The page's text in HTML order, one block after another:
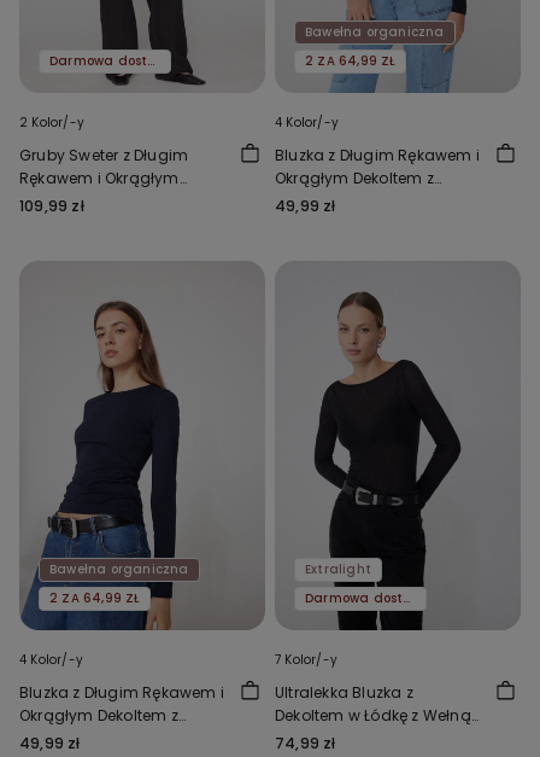
Darmowa dostawa
2 Kolor/-y
Gruby Sweter z Długim
Rękawem i Okrągłym
Dekoltem z Domieszką
109,99 zł
Bawełna organiczna
2 ZA 64,99 ZŁ
4 Kolor/-y
Bluzka z Długim Rękawem i
Okrągłym Dekoltem z
Elastycznej Bawełny
49,99 zł
Bawełna organiczna
2 ZA 64,99 ZŁ
4 Kolor/-y
Bluzka z Długim Rękawem i
Okrągłym Dekoltem z
Elastycznej Bawełny
49,99 zł
Extralight
Darmowa dostawa
7 Kolor/-y
Ultralekka Bluzka z
Dekoltem w Łódkę z Wełną
Merinos
74,99 zł